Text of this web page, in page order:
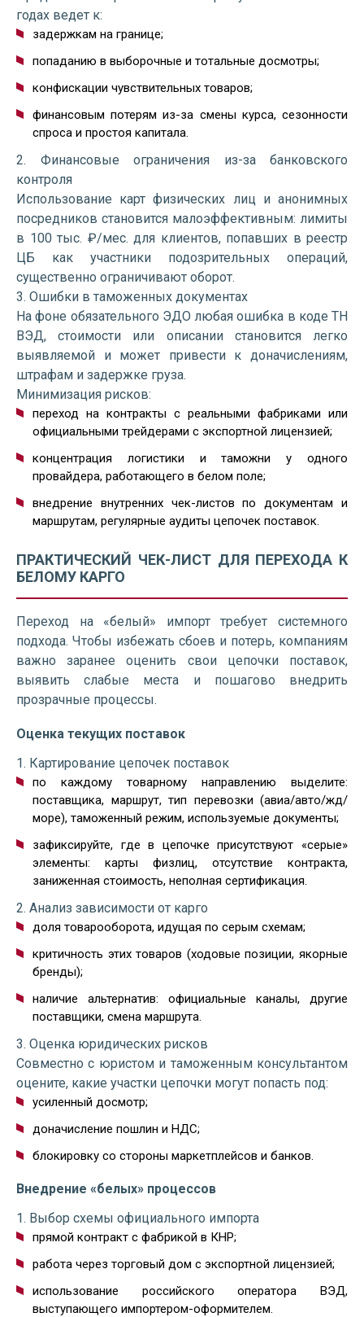
годах ведет к:
задержкам на границе;
попаданию в выборочные и тотальные досмотры;
конфискации чувствительных товаров;
финансовым потерям из-за смены курса, сезонности
спроса и простоя капитала.
2. Финансовые ограничения из-за банковского
контроля
Использование карт физических лиц и анонимных
посредников становится малоэффективным: лимиты
в 100 тыс. ₽/мес. для клиентов, попавших в реестр
ЦБ как участники подозрительных операций,
существенно ограничивают оборот.
3. Ошибки в таможенных документах
На фоне обязательного ЭДО любая ошибка в коде ТН
ВЭД, стоимости или описании становится легко
выявляемой и может привести к доначислениям,
штрафам и задержке груза.
Минимизация рисков:
переход на контракты с реальными фабриками или
официальными трейдерами с экспортной лицензией;
концентрация логистики и таможни у одного
провайдера, работающего в белом поле;
внедрение внутренних чек-листов по документам и
маршрутам, регулярные аудиты цепочек поставок.
ПРАКТИЧЕСКИЙ ЧЕК-ЛИСТ ДЛЯ ПЕРЕХОДА К
БЕЛОМУ КАРГО
Переход на «белый» импорт требует системного
подхода. Чтобы избежать сбоев и потерь, компаниям
важно заранее оценить свои цепочки поставок,
выявить слабые места и пошагово внедрить
прозрачные процессы.
Оценка текущих поставок
1. Картирование цепочек поставок
по каждому товарному направлению выделите:
поставщика, маршрут, тип перевозки (авиа/авто/жд/
море), таможенный режим, используемые документы;
зафиксируйте, где в цепочке присутствуют «серые»
элементы: карты физлиц, отсутствие контракта,
заниженная стоимость, неполная сертификация.
2. Анализ зависимости от карго
доля товарооборота, идущая по серым схемам;
критичность этих товаров (ходовые позиции, якорные
бренды);
наличие альтернатив: официальные каналы, другие
поставщики, смена маршрута.
3. Оценка юридических рисков
Совместно с юристом и таможенным консультантом
оцените, какие участки цепочки могут попасть под:
усиленный досмотр;
доначисление пошлин и НДС;
блокировку со стороны маркетплейсов и банков.
Внедрение «белых» процессов
1. Выбор схемы официального импорта
прямой контракт с фабрикой в КНР;
работа через торговый дом с экспортной лицензией;
использование российского оператора ВЭД,
выступающего импортером-оформителем.